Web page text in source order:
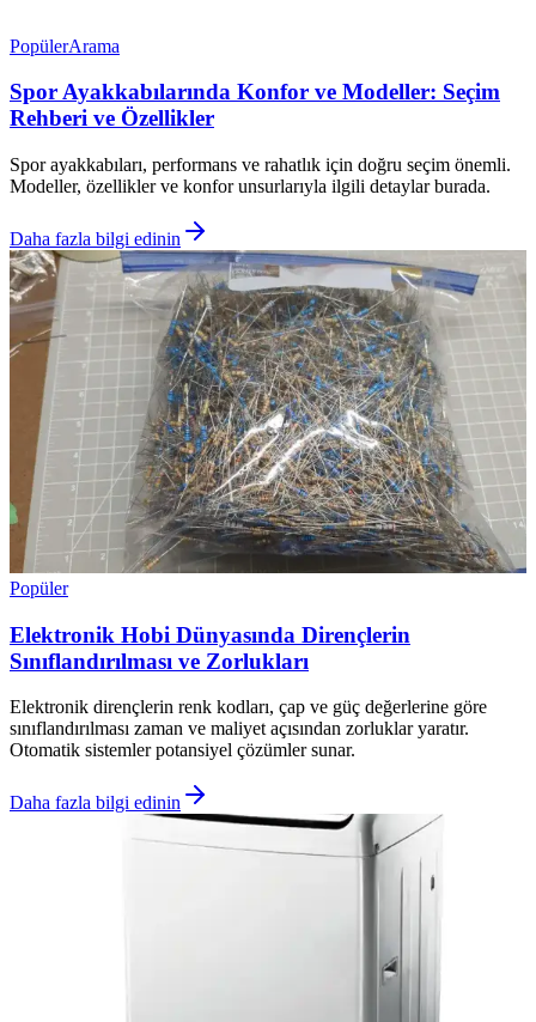
PopülerArama
Spor Ayakkabılarında Konfor ve Modeller: Seçim
Rehberi ve Özellikler
Spor ayakkabıları, performans ve rahatlık için doğru seçim önemli.
Modeller, özellikler ve konfor unsurlarıyla ilgili detaylar burada.
Daha fazla bilgi edinin
Popüler
Elektronik Hobi Dünyasında Dirençlerin
Sınıflandırılması ve Zorlukları
Elektronik dirençlerin renk kodları, çap ve güç değerlerine göre
sınıflandırılması zaman ve maliyet açısından zorluklar yaratır.
Otomatik sistemler potansiyel çözümler sunar.
Daha fazla bilgi edinin